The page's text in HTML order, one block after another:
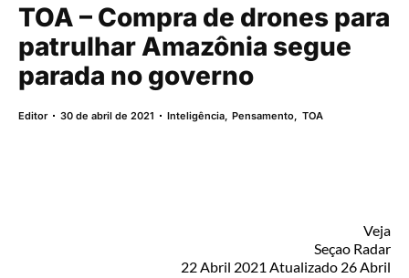
TOA – Compra de drones para
patrulhar Amazônia segue
parada no governo
Editor 30 de abril de 2021 Inteligência,Pensamento, TOA
Veja
Seçao Radar
22 Abril 2021 Atualizado 26 Abril